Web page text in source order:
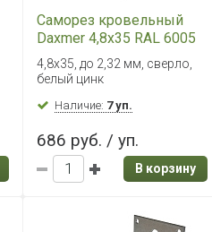
Саморез кровельный
Daxmer 4,8х35 RAL 6005
(250 шт) сверло №1
4,8х35, до 2,32 мм, сверло,
белый цинк
Наличие: 7 уп.
686 руб. / уп.
В корзину